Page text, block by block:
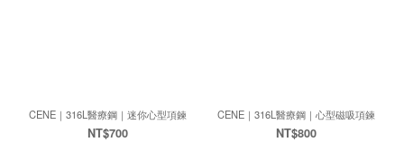
CENE｜316L醫療鋼｜迷你心型項鍊
NT$700
CENE｜316L醫療鋼｜心型磁吸項鍊
NT$800